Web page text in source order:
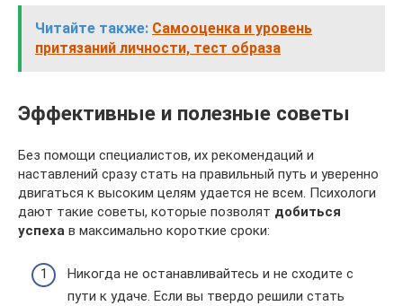
Читайте также: Самооценка и уровень
притязаний личности, тест образа
Эффективные и полезные советы
Без помощи специалистов, их рекомендаций и
наставлений сразу стать на правильный путь и уверенно
двигаться к высоким целям удается не всем. Психологи
дают такие советы, которые позволят добиться
успеха в максимально короткие сроки:
Никогда не останавливайтесь и не сходите с
пути к удаче. Если вы твердо решили стать